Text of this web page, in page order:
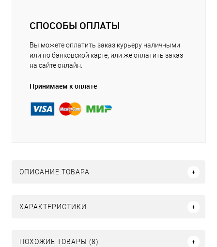
СПОСОБЫ ОПЛАТЫ
Вы можете оплатить заказ курьеру наличными
или по банковской карте, или же оплатить заказ
на сайте онлайн.
Принимаем к оплате
ОПИСАНИЕ ТОВАРА
ХАРАКТЕРИСТИКИ
ПОХОЖИЕ ТОВАРЫ (8)